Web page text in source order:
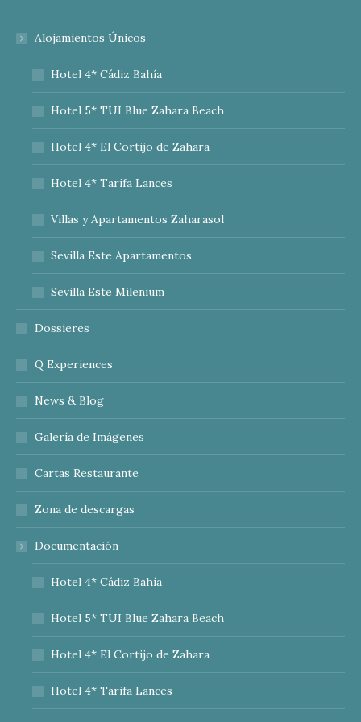
Alojamientos Únicos
Hotel 4* Cádiz Bahía
Hotel 5* TUI Blue Zahara Beach
Hotel 4* El Cortijo de Zahara
Hotel 4* Tarifa Lances
Villas y Apartamentos Zaharasol
Sevilla Este Apartamentos
Sevilla Este Milenium
Dossieres
Q Experiences
News & Blog
Galería de Imágenes
Cartas Restaurante
Zona de descargas
Documentación
Hotel 4* Cádiz Bahía
Hotel 5* TUI Blue Zahara Beach
Hotel 4* El Cortijo de Zahara
Hotel 4* Tarifa Lances